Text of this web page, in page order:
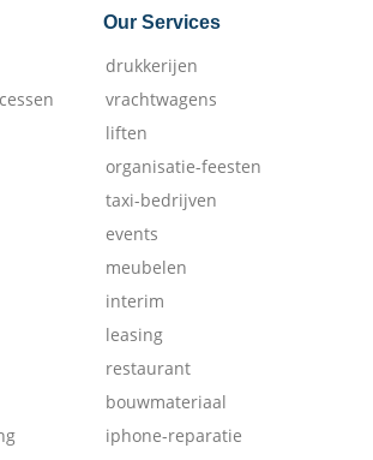
Our Services
drukkerijen
vrachtwagens
liften
organisatie-feesten
taxi-bedrijven
events
meubelen
interim
leasing
restaurant
bouwmateriaal
iphone-reparatie